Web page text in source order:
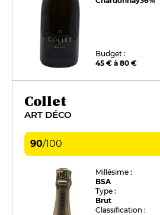
Budget :
45 € à 80 €
Collet
ART DÉCO
90/100
Millésime :
BSA
Type :
Brut
Classification :